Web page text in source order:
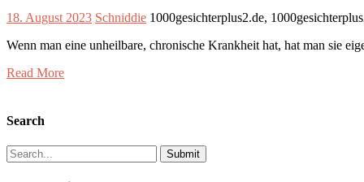
18. August 2023 Schniddie 1000gesichterplus2.de,
Wenn man eine unheilbare, chronische Krankheit hat, hat man sie
Read More
Search
Search
for: